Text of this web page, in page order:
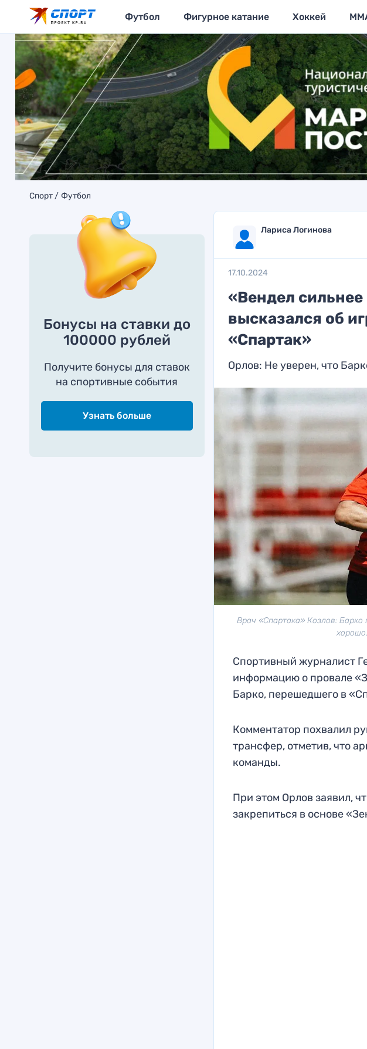
Футбол Фигурное катание Хоккей
Спорт Футбол
Бонусы на ставки до
100000 рублей
Получите бонусы для ставок
на спортивные события
Узнать больше
Лариса Логинова
17.10.2024
«Вендел
высказался об
«Спартак»
Орлов: Не уверен, что
Врач «Спартака» Козлов: Барко
Спортивный журналист
информацию о провале
Барко, перешедшего в
Комментатор похвалил
трансфер, отметив, что
команды.
При этом Орлов заявил,
закрепиться в основе